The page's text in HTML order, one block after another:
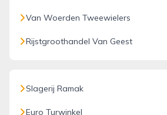
Van Woerden Tweewielers
Rijstgroothandel Van Geest
Slagerij Ramak
Euro Turwinkel